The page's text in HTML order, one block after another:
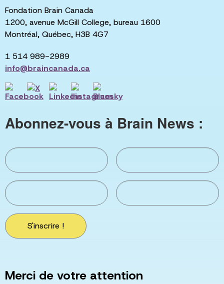
Fondation Brain Canada
1200, avenue McGill College, bureau 1600
Montréal, Québec, H3B 4G7
1 514 989-2989
info@braincanada.ca
Abonnez-vous à Brain News :
S'inscrire !
Merci de votre attention